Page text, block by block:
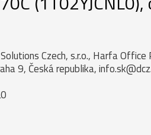
Czech, s.r.o., Harfa
9, Česká republika,